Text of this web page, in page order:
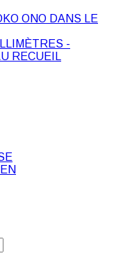
ONO DANS LE
-
RECUEIL